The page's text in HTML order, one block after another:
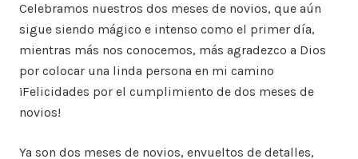
Celebramos nuestros dos meses de novios, que aún
sigue siendo mágico e intenso como el primer día,
mientras más nos conocemos, más agradezco a Dios
por colocar una linda persona en mi camino
¡Felicidades por el cumplimiento de dos meses de
novios!
Ya son dos meses de novios, envueltos de detalles,